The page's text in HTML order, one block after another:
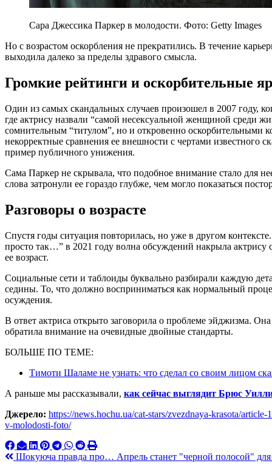
Сара Джессика Паркер в молодости. Фото: Getty Images
Но с возрастом оскорбления не прекратились. В течение
выходила далеко за пределы здравого смысла.
Громкие рейтинги и оскорбительные
Один из самых скандальных случаев произошел в 2007 году,
где актрису назвали “самой несексуальной женщиной среди
сомнительным “титулом”, но и откровенно оскорбительными
некорректные сравнения ее внешности с чертами известного
пример публичного унижения.
Сама Паркер не скрывала, что подобное внимание стало для
слова затронули ее гораздо глубже, чем могло показаться
Разговоры о возрасте
Спустя годы ситуация повторилась, но уже в другом
просто так…” в 2021 году волна обсуждений накрыла актрису
ее возраст.
Социальные сети и таблоиды буквально разбирали каждую
седины. То, что должно восприниматься как нормальный
осуждения.
В ответ актриса открыто заговорила о проблеме эйджизма.
обратила внимание на очевидные двойные стандарты.
БОЛЬШЕ ПО ТЕМЕ:
Тимоти Шаламе не узнать: что сделал со своим лицом
А раньше мы рассказывали, как сейчас выглядит Брюс
Джерело: https://news.hochu.ua/cat-stars/zvezdnaya-krasota/
v-molodosti-foto/
Навигация
Шокуюча правда про… Апрель станет "черной полосой" для